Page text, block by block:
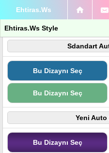
Ehtiras.Ws
Ehtiras.Ws Style
Sdandart
Bu Dizaynı Seç
Bu Dizaynı Seç
Yeni Auto
Bu Dizaynı Seç